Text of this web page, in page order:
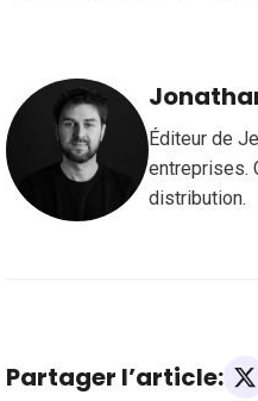
Éditeur de
entreprises.
distribution.
Partager l’article: